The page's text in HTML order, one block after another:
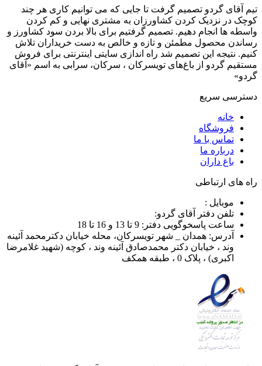
تیم آقای گردو تصمیم گرفت تا جایی که می توانیم کاری هر چند
کوچک در نزدیک کردن کشاورزان به مشتری نهایی و کم کردن
واسطه ها انجام دهیم. تصمیم گرفتیم برای بالا بردن سود کشاورز و
رساندن محصول مطمئن و تازه و خالص به دست خریداران تلاش
کنیم. نتیجه این تصمیم شد راه اندازی سایتی اینترنتی برای فروش
مستقیم گردو از باغ‌های تویسرکان ، سرکان، سرابی به اسم «آقای
گردو»
دسترسی سریع
خانه
فروشگاه
تماس با ما
درباره ما
باغ داران
راه های ارتباطی
موبایل :
تلفن دفتر آقای گردو:
ساعت پاسخوگویی دفتر: 9 تا 13 و 16 تا 18
آدرس: همدان _ شهر تویسرکان، محله خیابان دکترمحمد آئینه
وند ، خیابان دکتر محمدصادق آئینه وند ، کوچه (شهید غلامرضا
اکبری) ، پلاک 0 ، طبقه همکف